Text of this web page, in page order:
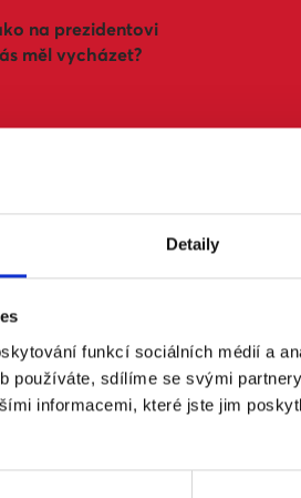
Detaily
funkcí sociálních médií a
používáte, sdílíme se svými
informacemi, které jste jim
na prezidentovi
měl vycházet?
Uvádíme
v minulosti
věd
už vše vyřešilo.
která podle něj